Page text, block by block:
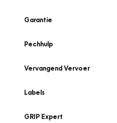
Garantie
Pechhulp
Vervangend Vervoer
Labels
GRIP Expert